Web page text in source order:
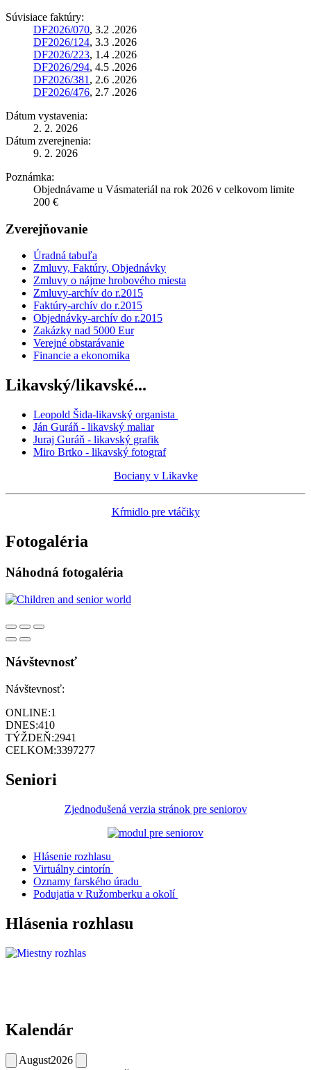
Súvisiace faktúry:
DF2026/070, 3.2 .2026
DF2026/124, 3.3 .2026
DF2026/223, 1.4 .2026
DF2026/294, 4.5 .2026
DF2026/381 , 2.6 .2026
DF2026/476, 2.7 .2026
Dátum vystavenia:
2. 2. 2026
Dátum zverejnenia:
9. 2. 2026
Poznámka:
Objednávame u Vásmateriál na rok 2026 v celkovom limite
200 €
Zverejňovanie
Úradná tabuľa
Zmluvy, Faktúry, Objednávky
Zmluvy o nájme hrobového miesta
Zmluvy-archív do r.2015
Faktúry-archív do r.2015
Objednávky-archív do r.2015
Zakázky nad 5000 Eur
Verejné obstarávanie
Financie a ekonomika
Likavský/likavské...
Leopold Šida-likavský organista
Ján Guráň - likavský maliar
Juraj Guráň - likavský grafik
Miro Brtko - likavský fotograf
Bociany v Likavke
Kŕmidlo pre vtáčiky
Fotogaléria
Náhodná fotogaléria
Návštevnosť
Návštevnosť:
ONLINE:1
DNES:410
TÝŽDEŇ:2941
CELKOM:3397277
Seniori
Zjednodušená verzia stránok pre seniorov
Hlásenie rozhlasu
Virtuálny cintorín
Oznamy farského úradu
Podujatia v Ružomberku a okolí
Hlásenia rozhlasu
Kalendár
August2026